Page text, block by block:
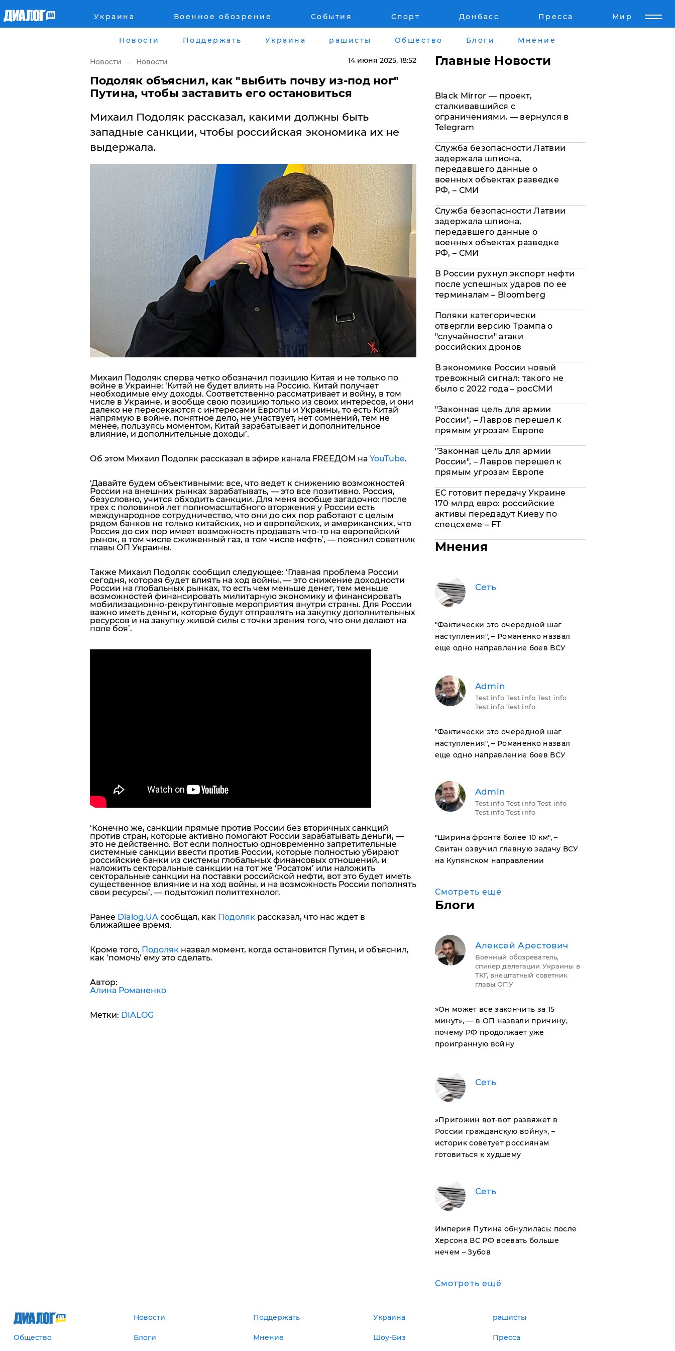
Украина Военное обозрение События Спорт Донбасс Пресса Мир
Военное обозрение
Города
Луганск
Киев
Харьков
Львов
Одесса
Война на Донбассе и в Крыму
"ЛНР"
Оккупация Крыма
Новости Крыма
Армия Украины
Лайф стайл
Помощь проекту
Стиль Диалога
Общество
Пресс-релизы
Новости Поддержать Украина рашисты Общество Блоги Мнение
Новости Новости 14 июня 2025, 18:52
Подоляк объяснил, как "выбить почву из-под ног"
Путина, чтобы заставить его остановиться
Михаил Подоляк рассказал, какими должны быть
западные санкции, чтобы российская экономика их не
выдержала.
Михаил Подоляк сперва четко обозначил позицию Китая и не только по
войне в Украине: ‘Китай не будет влиять на Россию. Китай получает
необходимые ему доходы. Соответственно рассматривает и войну, в том
числе в Украине, и вообще свою позицию только из своих интересов, и они
далеко не пересекаются с интересами Европы и Украины, то есть Китай
напрямую в войне, понятное дело, не участвует, нет сомнений, тем не
менее, пользуясь моментом, Китай зарабатывает и дополнительное
влияние, и дополнительные доходы’.
Об этом Михаил Подоляк рассказал в эфире канала FREEДОМ на YouTube.
‘Давайте будем объективными: все, что ведет к снижению возможностей
России на внешних рынках зарабатывать, — это все позитивно. Россия,
безусловно, учится обходить санкции. Для меня вообще загадочно: после
трех с половиной лет полномасштабного вторжения у России есть
международное сотрудничество, что они до сих пор работают с целым
рядом банков не только китайских, но и европейских, и американских, что
Россия до сих пор имеет возможность продавать что-то на европейский
рынок, в том числе сжиженный газ, в том числе нефть’, — пояснил советник
главы ОП Украины.
Также Михаил Подоляк сообщил следующее: ‘Главная проблема России
сегодня, которая будет влиять на ход войны, — это снижение доходности
России на глобальных рынках, то есть чем меньше денег, тем меньше
возможностей финансировать милитарную экономику и финансировать
мобилизационно-рекрутинговые мероприятия внутри страны. Для России
важно иметь деньги, которые будут отправлять на закупку дополнительных
ресурсов и на закупку живой силы с точки зрения того, что они делают на
поле боя’.
‘Конечно же, санкции прямые против России без вторичных санкций
против стран, которые активно помогают России зарабатывать деньги, —
это не действенно. Вот если полностью одновременно запретительные
системные санкции ввести против России, которые полностью убирают
российские банки из системы глобальных финансовых отношений, и
наложить секторальные санкции на тот же ‘Росатом’ или наложить
секторальные санкции на поставки российской нефти, вот это будет иметь
существенное влияние и на ход войны, и на возможность России пополнять
свои ресурсы’, — подытожил политтехнолог.
Ранее Dialog.UAсообщал, как Подоляк рассказал, что нас ждет в
ближайшее время.
Кроме того, Подолякназвал момент, когда остановится Путин, и объяснил,
как ‘помочь’ ему это сделать.
Автор:
Алина Романенко
Метки: DIALOG
Главные Новости
Black Mirror — проект,
сталкивавшийся с
ограничениями, — вернулся в
Telegram
Служба безопасности Латвии
задержала шпиона,
передавшего данные о
военных объектах разведке
РФ, – СМИ
Служба безопасности Латвии
задержала шпиона,
передавшего данные о
военных объектах разведке
РФ, – СМИ
В России рухнул экспорт нефти
после успешных ударов по ее
терминалам – Bloomberg
Поляки категорически
отвергли версию Трампа о
"случайности" атаки
российских дронов
В экономике России новый
тревожный сигнал: такого не
было с 2022 года – росСМИ
"Законная цель для армии
России", – Лавров перешел к
прямым угрозам Европе
"Законная цель для армии
России", – Лавров перешел к
прямым угрозам Европе
ЕС готовит передачу Украине
170 млрд евро: российские
активы передадут Киеву по
спецсхеме – FT
Мнения
Сеть
​"Фактически это очередной шаг
наступления", – Романенко назвал
еще одно направление боев ВСУ
Admin
Test info Test info Test info
Test info Test info
​"Фактически это очередной шаг
наступления", – Романенко назвал
еще одно направление боев ВСУ
Admin
Test info Test info Test info
Test info Test info
​"Ширина фронта более 10 км", –
Свитан озвучил главную задачу ВСУ
на Купянском направлении
Смотреть ещё
Блоги
Алексей Арестович
Военный обозреватель,
спикер делегации Украины в
ТКГ, внештатный советник
главы ОПУ
​»Он может все закончить за 15
минут», — в ОП назвали причину,
почему РФ продолжает уже
проигранную войну
Сеть
​»Пригожин вот-вот развяжет в
России гражданскую войну», –
историк советует россиянам
готовиться к худшему
Сеть
Империя Путина обнулилась: после
Херсона ВС РФ воевать больше
нечем – Зубов
Смотреть ещё
Новости Поддержать Украина рашисты
Общество Блоги Мнение Шоу-Биз Пресса